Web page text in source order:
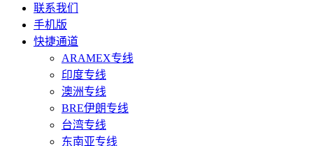
联系我们
手机版
快捷通道
ARAMEX专线
印度专线
澳洲专线
BRE伊朗专线
台湾专线
东南亚专线